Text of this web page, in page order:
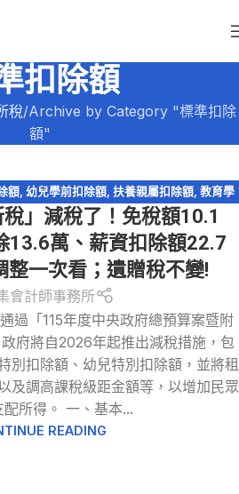
扣除額
稅 Archive by Category "標準扣除
額"
額, 幼兒學前扣除額, 扶養親屬扣除額, 教育學
稅免稅額,綜所稅身心障礙扣除額,薪資所得特
鬆節稅-綜所稅 退職所得
」減稅了！免稅額10.1
13.6萬、薪資扣除額22.7
整一次看；遺贈稅不變!
會計師事務所
過「115年度中央政府總預算案暨附
府將自2026年起推出減稅措施，包
別扣除額、幼兒特別扣除額，並將租
及調高課稅級距金額等，以增加民眾
配所得。 一、基本...
READING